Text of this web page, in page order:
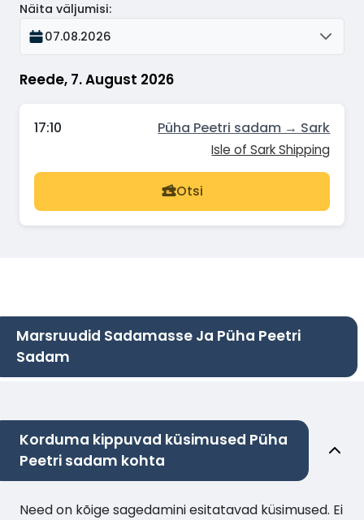
Reede, 7. August 2026
Näita väljumisi:
07.08.2026
17:10 Püha Peetri sadam → Sark
Isle of Sark Shipping
Otsi
Marsruudid Sadamasse Ja Püha Peetri
Sadam
Korduma kippuvad küsimused Püha
Peetri sadam kohta
Need on kõige sagedamini esitatavad küsimused. Ei